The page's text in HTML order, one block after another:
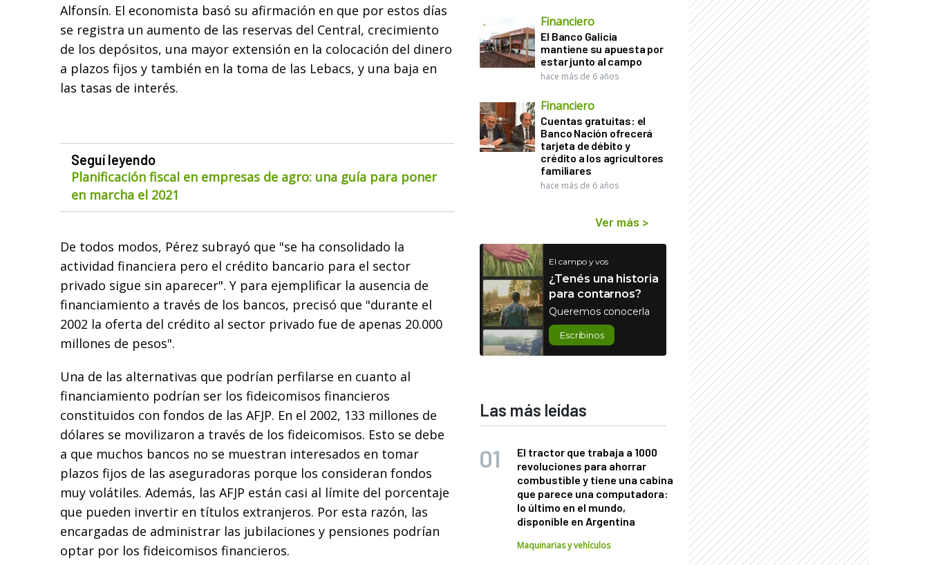
Alfonsín. El economista basó su afirmación en que por estos días
se registra un aumento de las reservas del Central, crecimiento
de los depósitos, una mayor extensión en la colocación del dinero
a plazos fijos y también en la toma de las Lebacs, y una baja en
las tasas de interés.
Seguí leyendo
Planificación fiscal en empresas de agro: una guía para poner
en marcha el 2021
De todos modos, Pérez subrayó que "se ha consolidado la
actividad financiera pero el crédito bancario para el sector
privado sigue sin aparecer". Y para ejemplificar la ausencia de
financiamiento a través de los bancos, precisó que "durante el
2002 la oferta del crédito al sector privado fue de apenas 20.000
millones de pesos".
Una de las alternativas que podrían perfilarse en cuanto al
financiamiento podrían ser los fideicomisos financieros
constituidos con fondos de las AFJP. En el 2002, 133 millones de
dólares se movilizaron a través de los fideicomisos. Esto se debe
a que muchos bancos no se muestran interesados en tomar
plazos fijos de las aseguradoras porque los consideran fondos
muy volátiles. Además, las AFJP están casi al límite del porcentaje
que pueden invertir en títulos extranjeros. Por esta razón, las
encargadas de administrar las jubilaciones y pensiones podrían
optar por los fideicomisos financieros.
Financiero
El Banco Galicia
mantiene su apuesta por
estar junto al campo
hace más de 6 años
Financiero
Cuentas gratuitas: el
Banco Nación ofrecerá
tarjeta de débito y
crédito a los agricultores
familiares
hace más de 6 años
Ver más >
El campo y vos
¿Tenés una historia
para contarnos?
Queremos conocerla
Escribinos
Las más leídas
El tractor que trabaja a 1000
revoluciones para ahorrar
combustible y tiene una cabina
que parece una computadora:
lo último en el mundo,
disponible en Argentina
Maquinarias y vehículos